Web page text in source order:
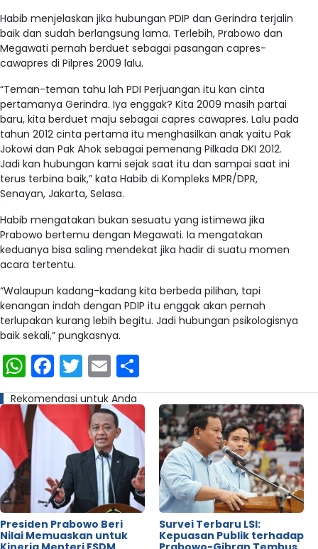
Habib menjelaskan jika hubungan PDIP dan Gerindra terjalin
baik dan sudah berlangsung lama. Terlebih, Prabowo dan
Megawati pernah berduet sebagai pasangan capres-
cawapres di Pilpres 2009 lalu.
“Teman-teman tahu lah PDI Perjuangan itu kan cinta
pertamanya Gerindra. Iya enggak? Kita 2009 masih partai
baru, kita berduet maju sebagai capres cawapres. Lalu pada
tahun 2012 cinta pertama itu menghasilkan anak yaitu Pak
Jokowi dan Pak Ahok sebagai pemenang Pilkada DKI 2012.
Jadi kan hubungan kami sejak saat itu dan sampai saat ini
terus terbina baik,” kata Habib di Kompleks MPR/DPR,
Senayan, Jakarta, Selasa.
Habib mengatakan bukan sesuatu yang istimewa jika
Prabowo bertemu dengan Megawati. Ia mengatakan
keduanya bisa saling mendekat jika hadir di suatu momen
acara tertentu.
“Walaupun kadang-kadang kita berbeda pilihan, tapi
kenangan indah dengan PDIP itu enggak akan pernah
terlupakan kurang lebih begitu. Jadi hubungan psikologisnya
baik sekali,” pungkasnya.
WhatsApp
Facebook
Twitter
Email
Rekomendasi untuk Anda
Presiden Prabowo Beri
Nilai Memuaskan untuk
Survei Terbaru LSI:
Kepuasan Publik terhadap